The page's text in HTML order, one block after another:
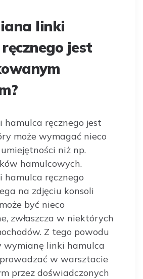
linki
jest
ręcznego jest
może wymagać nieco
niż np.
hamulcowych.
ręcznego
na zdjęciu konsoli
być nieco
zwłaszcza w niektórych
Z tego powodu
wymianę linki hamulca
w warsztacie
przez doświadczonych